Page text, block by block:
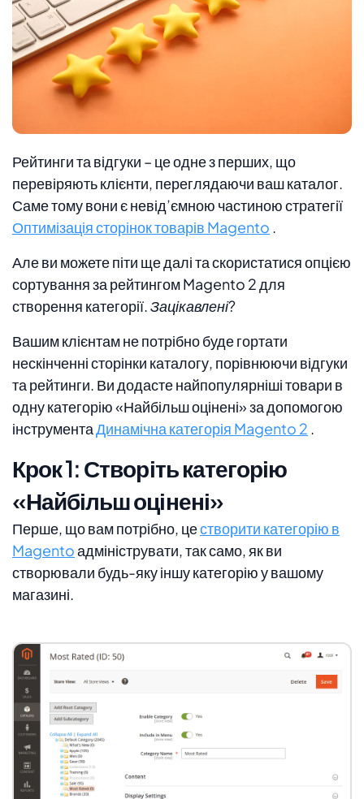
Рейтинги та відгуки – це одне з перших, що
перевіряють клієнти, переглядаючи ваш каталог.
Саме тому вони є невід’ємною частиною стратегії
Оптимізація сторінок товарів Magento .
Але ви можете піти ще далі та скористатися опцією
сортування за рейтингом Magento 2 для
створення категорії.Зацікавлені?
Вашим клієнтам не потрібно буде гортати
нескінченні сторінки каталогу, порівнюючи відгуки
та рейтинги. Ви додасте найпопулярніші товари в
одну категорію «Найбільш оцінені» за допомогою
інструментаДинамічна категорія Magento 2 .
Крок 1: Створіть категорію
«Найбільш оцінені»
Перше, що вам потрібно, цестворити категорію в
Magentoадмініструвати, так само, як ви
створювали будь-яку іншу категорію у вашому
магазині.